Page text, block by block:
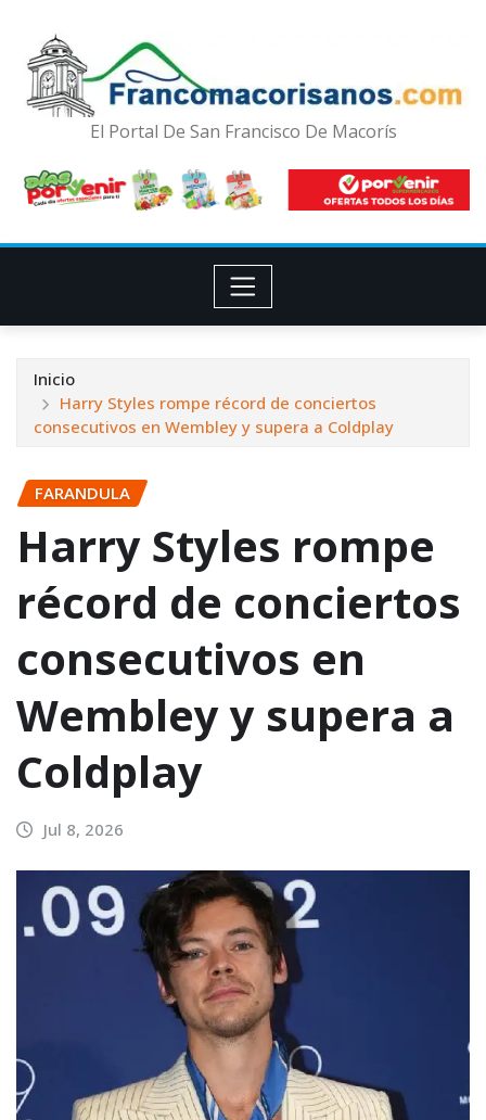
El Portal De San Francisco De Macorís
Inicio
Harry Styles rompe récord de conciertos
consecutivos en Wembley y supera a Coldplay
FARANDULA
Harry Styles rompe
récord de conciertos
consecutivos en
Wembley y supera a
Coldplay
Jul 8, 2026